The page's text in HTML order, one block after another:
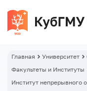
Главная Университет
Факультеты и Институты
Институт непрерывного